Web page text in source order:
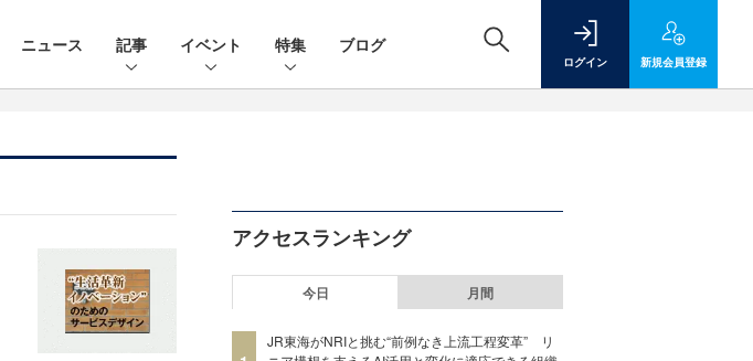
ニュース 記事 イベント 特集 ブログ
ログイン 新規会員登録
アクセスランキング
今日 月間
JR東海がNRIと挑む“前例なき上流工程変革” リ